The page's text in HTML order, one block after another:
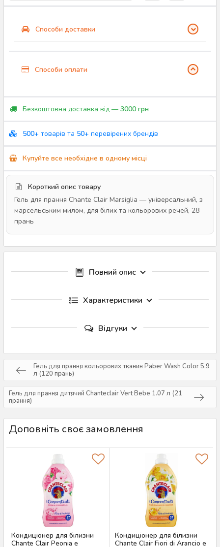
Способи доставки
Способи оплати
Безкоштовна доставка від — 3000 грн
500+ товарів та 50+ перевірених брендів
Купуйте все необхідне в одному місці
Короткий опис товару
Гель для прання Chante Clair Marsiglia — універсальний, з
марсельським милом, для білих та кольорових речей, 28
прань
Повний опис
Характеристики
Відгуки
Гель для прання кольорових тканин Paber Wash Color 5.9
л (120 прань)
Гель для прання дитячий Chanteclair Vert Bebe 1.07 л (21
прання)
Доповніть своє замовлення
Кондиціонер для білизни
Chante Clair Peonia e
Кондиціонер для білизни
Chante Clair Fiori di Arancio e